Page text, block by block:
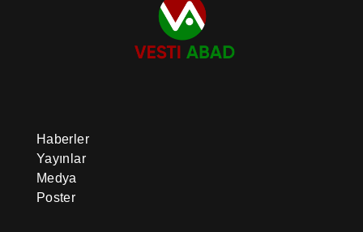
Haberler
Yayınlar
Medya
Poster